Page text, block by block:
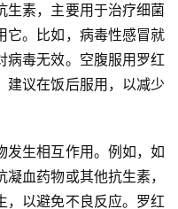
生素，主要用于治疗细菌
它。比如，病毒性感冒就
病毒无效。空腹服用罗红
建议在饭后服用，以减少
发生相互作用。例如，如
血药物或其他抗生素，
，以避免不良反应。罗红